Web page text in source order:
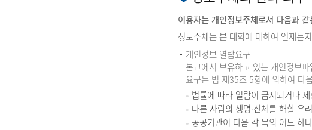
이용자는 개인정보주체로서 다음과
정보주체는 본 대학에 대하여 언제든
개인정보 열람요구
본교에서 보유하고 있는 개인정보
요구는 법 제35조 5항에 의하여 다
법률에 따라 열람이 금지되거나
다른 사람의 생명·신체를 해할 우
공공기관이 다음 각 목의 어느 하